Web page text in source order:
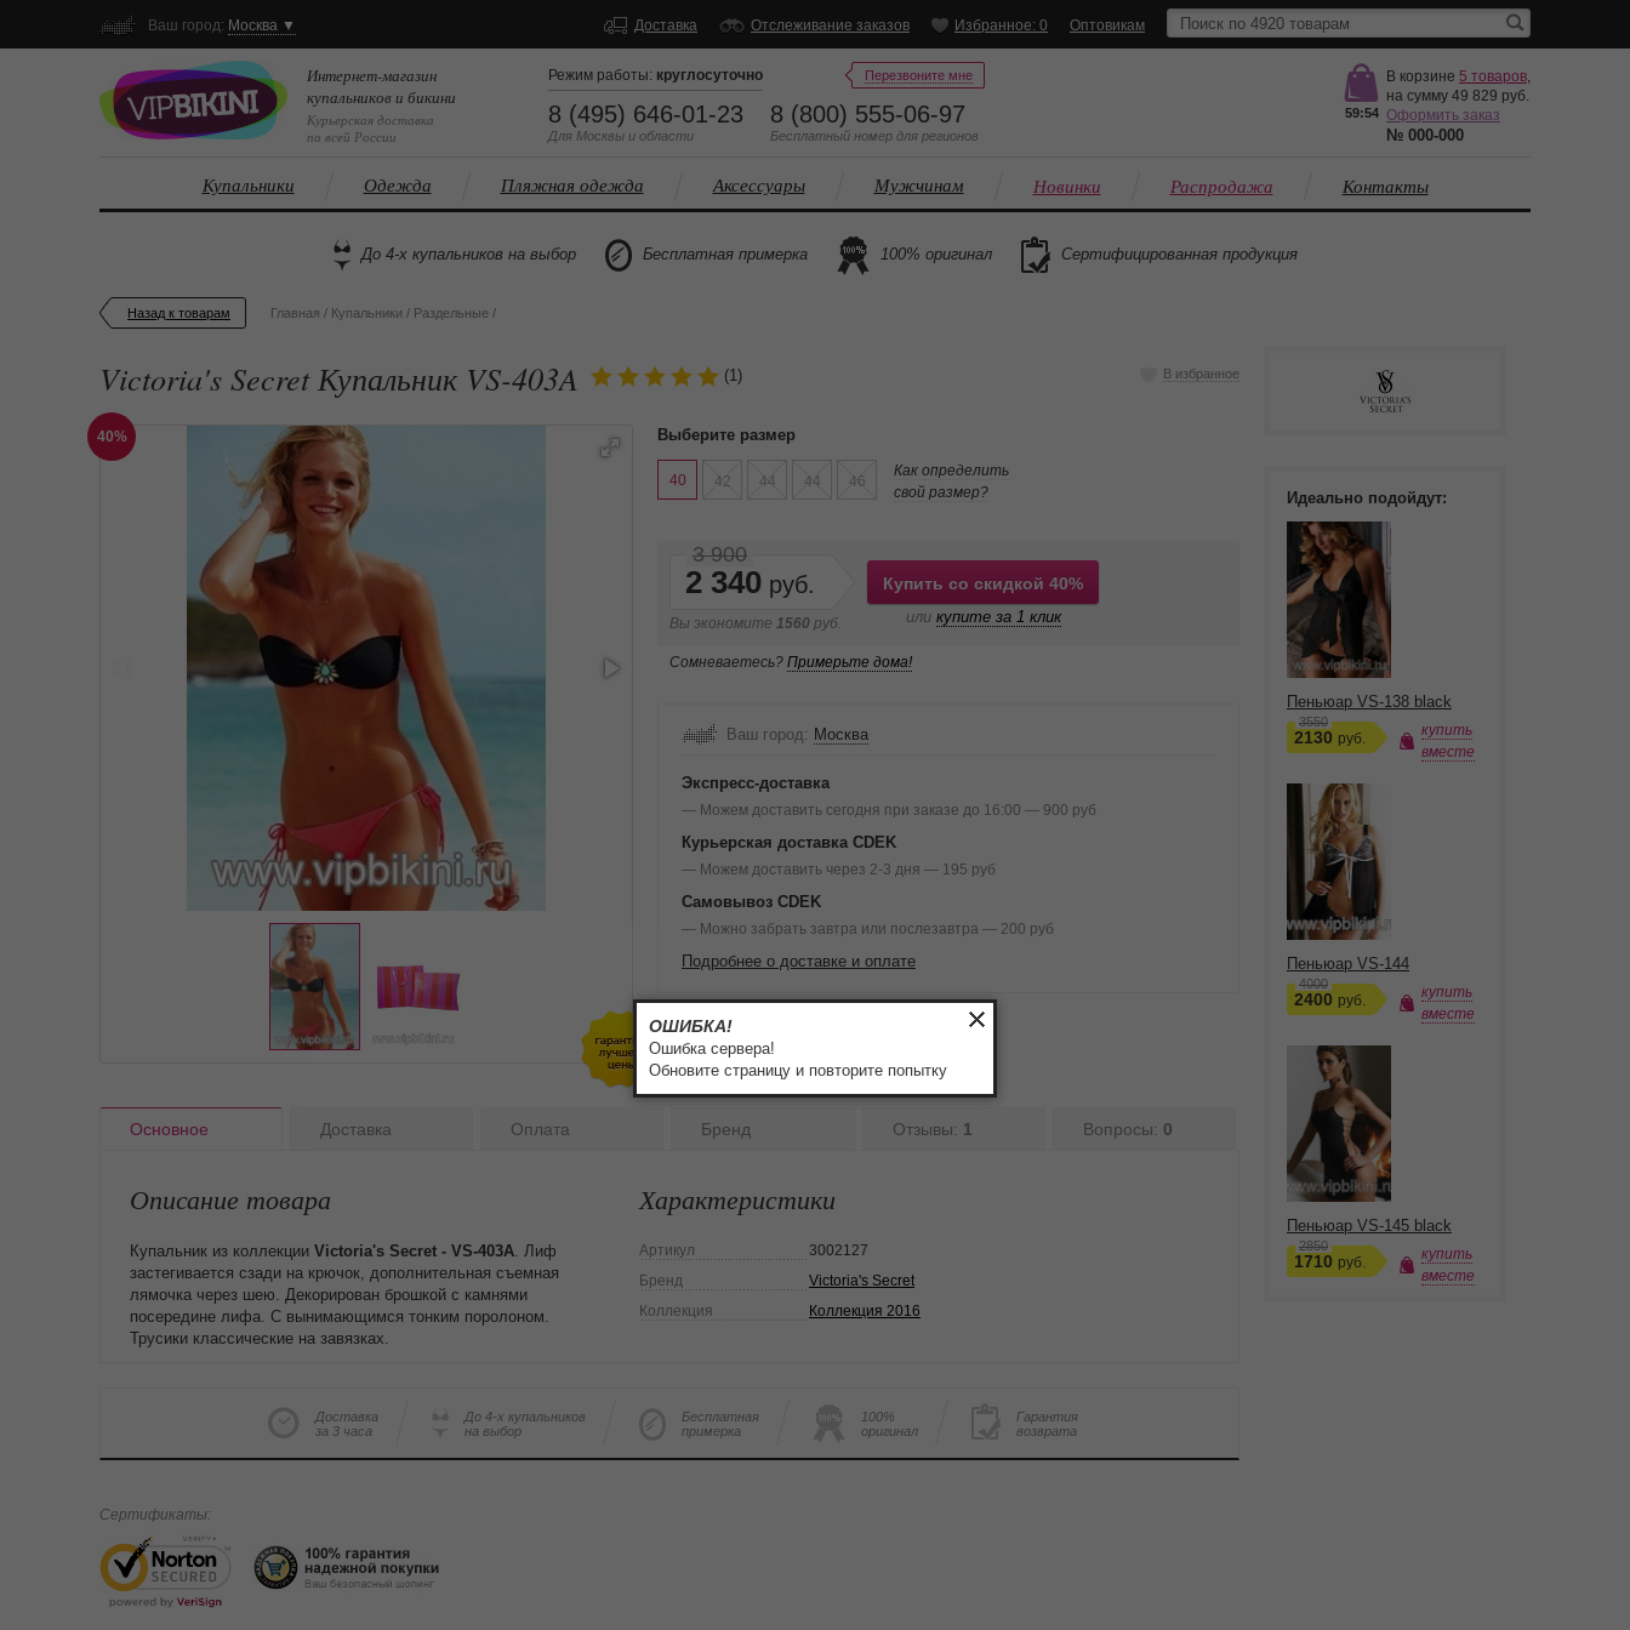
Ваш город: Москва ▼ Доставка Отслеживание заказов Избранное: 0 Оптовикам
Интернет-магазин
купальников и бикини
Курьерская доставка
по всей России
Режим работы: круглосуточно
8 (495) 646-01-23
Для Москвы и области
8 (800) 555-06-97
Бесплатный номер для регионов
Перезвоните мне
59:53
В корзине 5 товаров,
на сумму 49 829
Оформить заказ
№ 000-000
Купальники Одежда Пляжная одежда Аксессуары Мужчинам Новинки Распродажа Контакты
До 4-х купальников на выбор Бесплатная примерка 100% оригинал Сертифицированная продукция
Назад к товарам Главная / Купальники / Раздельные /
Victoria's Secret Купальник VS-403A (1) В избранное
40% Выберите размер
40 42 44 44 46
Как определить
свой размер?
2 340
3 900
Вы экономите 1560 руб.
Купить со скидкой 40%
или купите за 1 клик
Сомневаетесь? Примерьте дома!
Ваш город: Москва
Экспресс-доставка
— Можем доставить сегодня при заказе до 16:00 — 900 руб
Курьерская доставка CDEK
— Можем доставить через 2-3 дня — 195 руб
Самовывоз CDEK
— Можно забрать завтра или послезавтра — 200 руб
Подробнее о доставке и оплате
Основное Доставка Оплата Бренд Отзывы: 1 Вопросы: 0
Описание товара
Купальник из коллекции Victoria's Secret - VS-403A. Лиф
застегивается сзади на крючок, дополнительная съемная
лямочка через шею. Декорирован брошкой с камнями
посередине лифа. С вынимающимся тонким поролоном.
Трусики классические на завязках.
Характеристики
Артикул
3002127
Бренд
Victoria's Secret
Коллекция
Коллекция 2016
Доставка
за 3 часа
До 4-х купальников
на выбор
Бесплатная
примерка
100%
оригинал
Гарантия
возврата
Идеально подойдут:
Пеньюар VS-138 black
3550
2130 руб.
купить
вместе
Пеньюар VS-144
4000
2400 руб.
купить
вместе
Пеньюар VS-145 black
2850
1710 руб.
купить
вместе
Сертификаты:
ОШИБКА!
Ошибка сервера!
Обновите страницу и повторите попытку